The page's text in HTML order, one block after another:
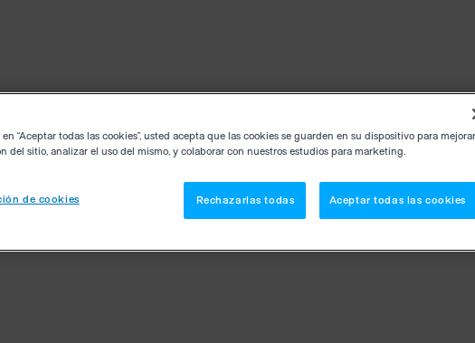
“Aceptar todas las cookies”, usted acepta que las cookies se guarden en su dispositivo para mejorar
del sitio, analizar el uso del mismo, y colaborar con nuestros estudios para marketing.
de cookies Rechazarlas todas Aceptar todas las cookies